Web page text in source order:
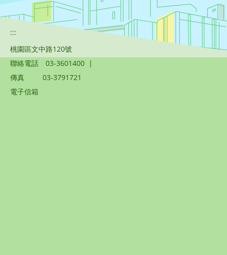
:::
桃園區文中路120號
聯絡電話
03-3601400 |
傳真
03-3791721
電子信箱